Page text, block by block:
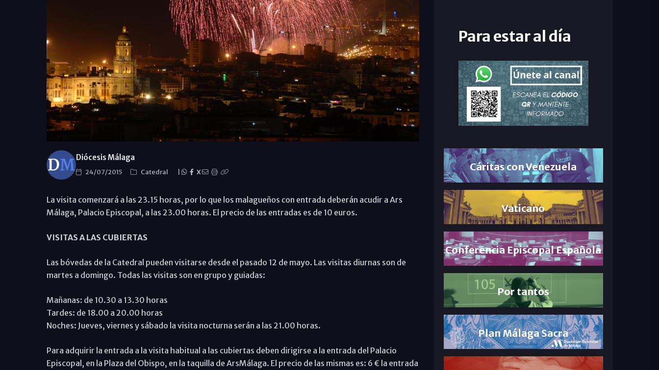
Diócesis Málaga
24/07/2015 Catedral X
La visita comenzará a las 23.15 horas, por lo que los malagueños con entrada deberán acudir a Ars
Málaga, Palacio Episcopal, a las 23.00 horas. El precio de las entradas es de 10 euros.
VISITAS A LAS CUBIERTAS
Las bóvedas de la Catedral pueden visitarse desde el pasado 12 de mayo. Las visitas diurnas son de
martes a domingo. Todas las visitas son en grupo y guiadas:
Mañanas: de 10.30 a 13.30 horas
Tardes: de 18.00 a 20.00 horas
Noches: Jueves, viernes y sábado la visita nocturna serán a las 21.00 horas.
Para adquirir la entrada a la visita habitual a las cubiertas deben dirigirse a la entrada del Palacio
Episcopal, en la Plaza del Obispo, en la taquilla de ArsMálaga. El precio de las mismas es: 6 € la entrada
Para estar al día
Cáritas con Venezuela
Vaticano
Conferencia Episcopal Española
Por tantos
Plan Málaga Sacra